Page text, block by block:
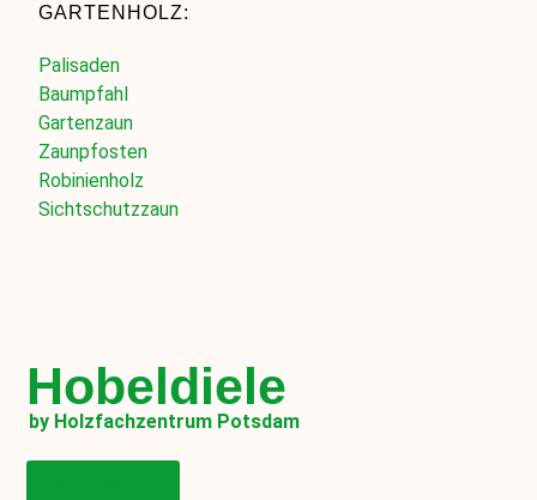
GARTENHOLZ:
Palisaden
Baumpfahl
Gartenzaun
Zaunpfosten
Robinienholz
Sichtschutzzaun
Hobeldiele
by Holzfachzentrum Potsdam